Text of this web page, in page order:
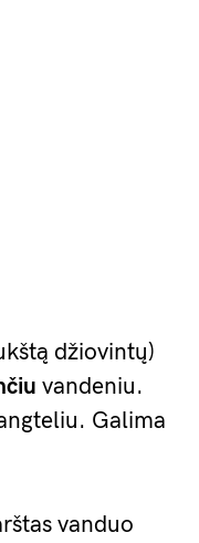
džiovintų)
vandeniu.
Galima
vanduo